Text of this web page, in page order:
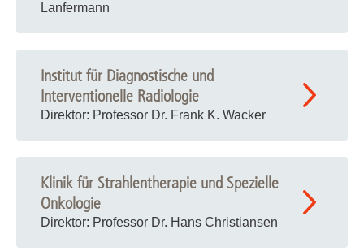
Lanfermann
Institut für Diagnostische und
Interventionelle Radiologie
Direktor: Professor Dr. Frank K. Wacker
Klinik für Strahlentherapie und Spezielle
Onkologie
Direktor: Professor Dr. Hans Christiansen